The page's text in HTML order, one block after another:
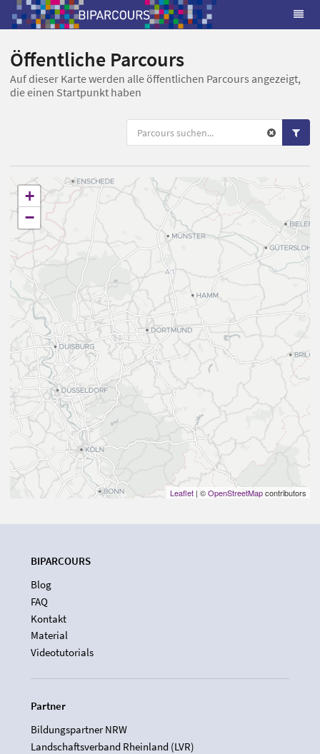
Öffentliche Parcours
Auf dieser Karte werden alle öffentlichen Parcours angezeigt,
die einen Startpunkt haben
+
−
Leaflet | ©OpenStreetMapcontributors
BIPARCOURS
Blog
FAQ
Kontakt
Material
Videotutorials
Partner
Bildungspartner NRW
Landschaftsverband Rheinland (LVR)